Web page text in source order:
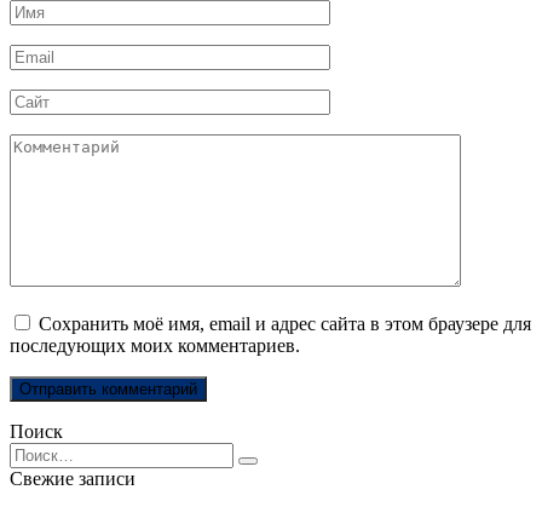
Имя
*
Email
*
Сайт
Комментарий
Сохранить моё имя, email и адрес сайта в этом браузере для
последующих моих комментариев.
Поиск
Search
for:
Свежие записи